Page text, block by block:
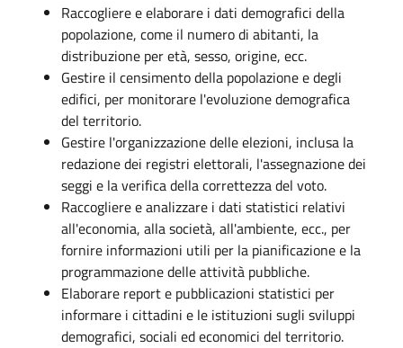
Raccogliere e elaborare i dati demografici della
popolazione, come il numero di abitanti, la
distribuzione per età, sesso, origine, ecc.
Gestire il censimento della popolazione e degli
edifici, per monitorare l'evoluzione demografica
del territorio.
Gestire l'organizzazione delle elezioni, inclusa la
redazione dei registri elettorali, l'assegnazione dei
seggi e la verifica della correttezza del voto.
Raccogliere e analizzare i dati statistici relativi
all'economia, alla società, all'ambiente, ecc., per
fornire informazioni utili per la pianificazione e la
programmazione delle attività pubbliche.
Elaborare report e pubblicazioni statistici per
informare i cittadini e le istituzioni sugli sviluppi
demografici, sociali ed economici del territorio.